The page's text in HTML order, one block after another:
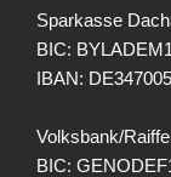
Sparkasse
BIC:
IBAN:
Volksbank/
BIC: